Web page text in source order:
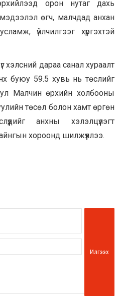
орон нутаг дахь
өгч, малчдад анхан
үйлчилгээг хүргэхтэй
үг хэлсний дараа санал хураалт
буюу 59.5 хувь нь төслийг
Малчин өрхийн холбооны
төсөл болон хамт өргөн
анхны хэлэлцүүлэгт
хороонд шилжүүллээ.
Илгээх